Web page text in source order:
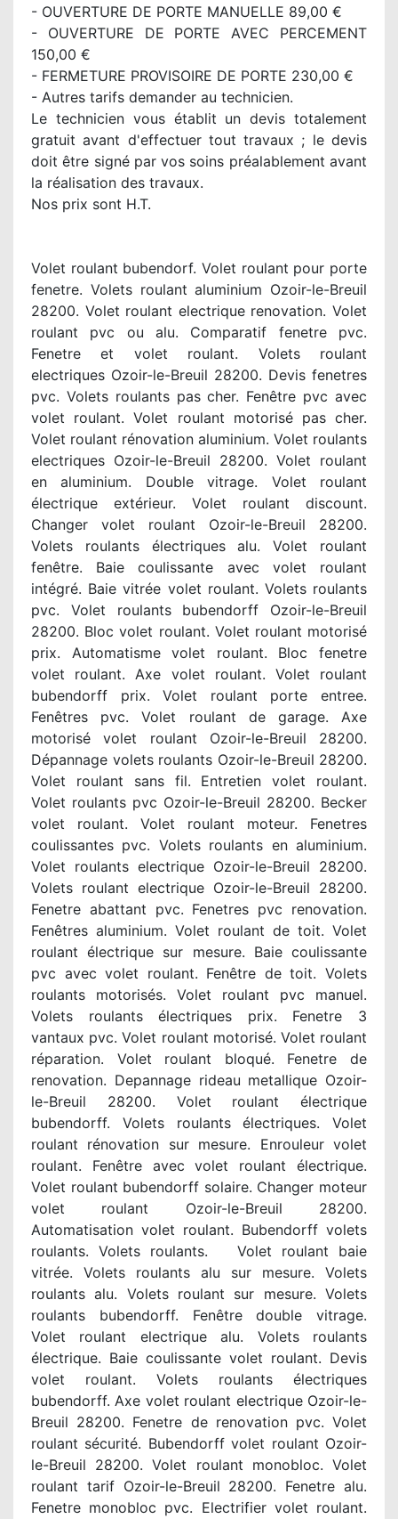
- OUVERTURE DE PORTE MANUELLE 89,00 €
- OUVERTURE DE PORTE AVEC PERCEMENT
150,00 €
- FERMETURE PROVISOIRE DE PORTE 230,00 €
- Autres tarifs demander au technicien.
Le technicien vous établit un devis totalement
gratuit avant d'effectuer tout travaux ; le devis
doit être signé par vos soins préalablement avant
la réalisation des travaux.
Nos prix sont H.T.
Volet roulant bubendorf. Volet roulant pour porte
fenetre. Volets roulant aluminium Ozoir-le-Breuil
28200. Volet roulant electrique renovation. Volet
roulant pvc ou alu. Comparatif fenetre pvc.
Fenetre et volet roulant. Volets roulant
electriques Ozoir-le-Breuil 28200. Devis fenetres
pvc. Volets roulants pas cher. Fenêtre pvc avec
volet roulant. Volet roulant motorisé pas cher.
Volet roulant rénovation aluminium. Volet roulants
electriques Ozoir-le-Breuil 28200. Volet roulant
en aluminium. Double vitrage. Volet roulant
électrique extérieur. Volet roulant discount.
Changer volet roulant Ozoir-le-Breuil 28200.
Volets roulants électriques alu. Volet roulant
fenêtre. Baie coulissante avec volet roulant
intégré. Baie vitrée volet roulant. Volets roulants
pvc. Volet roulants bubendorff Ozoir-le-Breuil
28200. Bloc volet roulant. Volet roulant motorisé
prix. Automatisme volet roulant. Bloc fenetre
volet roulant. Axe volet roulant. Volet roulant
bubendorff prix. Volet roulant porte entree.
Fenêtres pvc. Volet roulant de garage. Axe
motorisé volet roulant Ozoir-le-Breuil 28200.
Dépannage volets roulants Ozoir-le-Breuil 28200.
Volet roulant sans fil. Entretien volet roulant.
Volet roulants pvc Ozoir-le-Breuil 28200. Becker
volet roulant. Volet roulant moteur. Fenetres
coulissantes pvc. Volets roulants en aluminium.
Volet roulants electrique Ozoir-le-Breuil 28200.
Volets roulant electrique Ozoir-le-Breuil 28200.
Fenetre abattant pvc. Fenetres pvc renovation.
Fenêtres aluminium. Volet roulant de toit. Volet
roulant électrique sur mesure. Baie coulissante
pvc avec volet roulant. Fenêtre de toit. Volets
roulants motorisés. Volet roulant pvc manuel.
Volets roulants électriques prix. Fenetre 3
vantaux pvc. Volet roulant motorisé. Volet roulant
réparation. Volet roulant bloqué. Fenetre de
renovation. Depannage rideau metallique Ozoir-
le-Breuil 28200. Volet roulant électrique
bubendorff. Volets roulants électriques. Volet
roulant rénovation sur mesure. Enrouleur volet
roulant. Fenêtre avec volet roulant électrique.
Volet roulant bubendorff solaire. Changer moteur
volet roulant Ozoir-le-Breuil 28200.
Automatisation volet roulant. Bubendorff volets
roulants. Volets roulants. Volet roulant baie
vitrée. Volets roulants alu sur mesure. Volets
roulants alu. Volets roulant sur mesure. Volets
roulants bubendorff. Fenêtre double vitrage.
Volet roulant electrique alu. Volets roulants
électrique. Baie coulissante volet roulant. Devis
volet roulant. Volets roulants électriques
bubendorff. Axe volet roulant electrique Ozoir-le-
Breuil 28200. Fenetre de renovation pvc. Volet
roulant sécurité. Bubendorff volet roulant Ozoir-
le-Breuil 28200. Volet roulant monobloc. Volet
roulant tarif Ozoir-le-Breuil 28200. Fenetre alu.
Fenetre monobloc pvc. Electrifier volet roulant.